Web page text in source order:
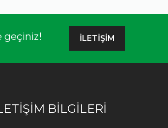
geçiniz! İLETİŞİM
BİLGİLERİ